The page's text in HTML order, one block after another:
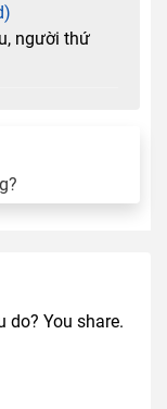
người thứ
do? You share.